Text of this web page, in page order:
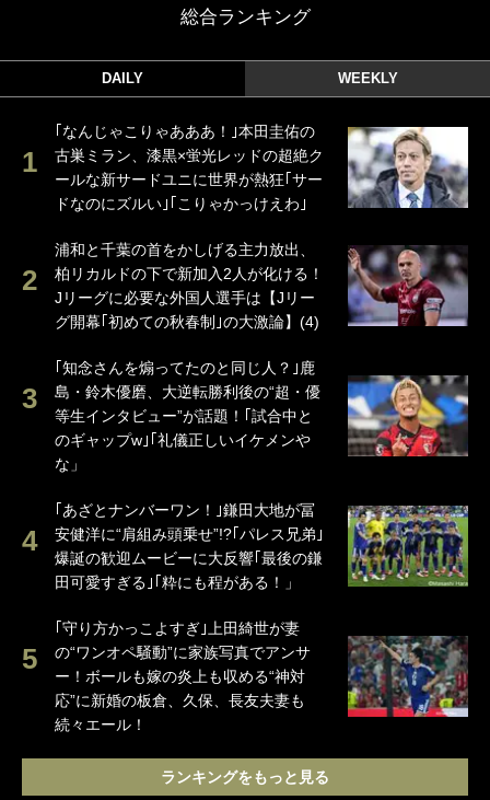
総合ランキング
DAILY WEEKLY
｢なんじゃこりゃあああ！｣本田圭佑の
古巣ミラン、漆黒×蛍光レッドの超絶ク
ールな新サードユニに世界が熱狂｢サー
ドなのにズルい｣｢こりゃかっけえわ｣
浦和と千葉の首をかしげる主力放出、
柏リカルドの下で新加入2人が化ける！
Jリーグに必要な外国人選手は【Jリー
グ開幕｢初めての秋春制｣の大激論】(4)
｢知念さんを煽ってたのと同じ人？｣鹿
島・鈴木優磨、大逆転勝利後の“超・優
等生インタビュー”が話題！｢試合中と
のギャップw｣｢礼儀正しいイケメンや
な」
｢あざとナンバーワン！｣鎌田大地が冨
安健洋に“肩組み頭乗せ”!?｢パレス兄弟｣
爆誕の歓迎ムービーに大反響｢最後の鎌
田可愛すぎる｣｢粋にも程がある！」
｢守り方かっこよすぎ｣上田綺世が妻
の“ワンオペ騒動”に家族写真でアンサ
ー！ボールも嫁の炎上も収める“神対
応”に新婚の板倉、久保、長友夫妻も
続々エール！
ランキングをもっと見る